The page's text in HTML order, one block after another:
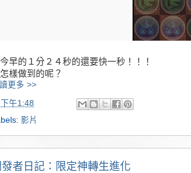
早的１分２４秒的還要快一秒！！！
樣做到的呢？
更多 >>
下午1:48
影片
發者日記：限定神轉生進化